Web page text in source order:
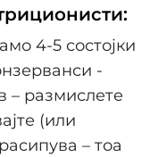
4-5 состојки
-
– размислете
(или
– тоа